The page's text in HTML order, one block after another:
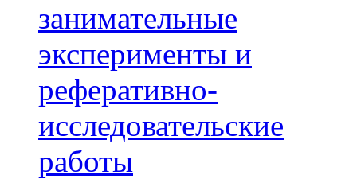
занимательные
эксперименты и
реферативно-
исследовательские
работы